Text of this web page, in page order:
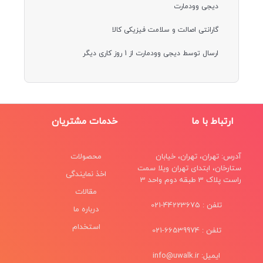
دیجی وودمارت
گارانتی اصالت و سلامت فیزیکی کالا
ارسال توسط دیجی وودمارت از 1 روز کاری دیگر
ارتباط با ما
آدرس: تهران، تهران، خیابان
ستارخان، ابتدای تهران ویلا سمت
راست پلاک 3 طبقه دوم واحد 3
تلفن : 44223675-021
تلفن : 66539974-021
ایمیل: info@uwalk.ir
خدمات مشتریان
محصولات
اخذ نمایندگی
مقالات
درباره ما
استخدام